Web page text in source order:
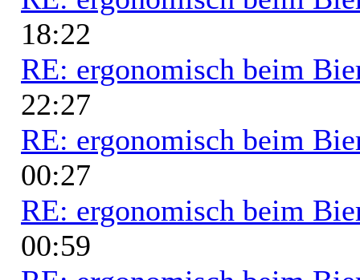
18:22
RE: ergonomisch beim
22:27
RE: ergonomisch beim
00:27
RE: ergonomisch beim
00:59